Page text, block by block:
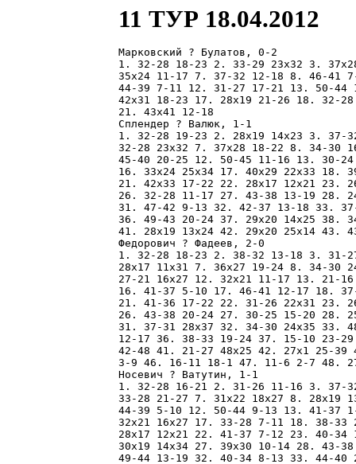
11 ТУР 18.04.2012
Марковский ? Булатов, 0-2
1. 32-28 18-23 2. 33-29 23x32 3.
35x24 11-17 7. 37-32 12-18 8. 46-41
44-39 7-11 12. 31-27 17-21 13. 50-44
42x31 18-23 17. 28x19 21-26 18. 32-
21. 43x41 12-18
Сплендер ? Валюк, 1-1
1. 32-28 19-23 2. 28x19 14x23 3.
32-28 23x32 7. 37x28 18-22 8. 34-30
45-40 20-25 12. 50-45 11-16 13. 30-
16. 33x24 25x34 17. 40x29 22x33 18.
21. 42x33 17-22 22. 28x17 12x21 23.
26. 32-28 11-17 27. 43-38 13-19 28.
31. 47-42 9-13 32. 42-37 13-18 33.
36. 49-43 20-24 37. 29x20 14x25 38.
41. 28x19 13x24 42. 29x20 25x14 43.
Федорович ? Фадеев, 2-0
1. 32-28 18-23 2. 38-32 13-18 3. 31-
28x17 11x31 7. 36x27 19-24 8. 34-30
27-21 16x27 12. 32x21 11-17 13. 21-
16. 41-37 5-10 17. 46-41 12-17 18.
21. 41-36 17-22 22. 31-26 22x31 23.
26. 43-38 20-24 27. 30-25 15-20 28.
31. 37-31 28x37 32. 34-30 24x35 33.
12-17 36. 38-33 19-24 37. 15-10 23-
42-48 41. 21-27 48x25 42. 27x1 25-
3-9 46. 16-11 18-1 47. 11-6 2-7 48.
Носевич ? Ватутин, 1-1
1. 32-28 16-21 2. 31-26 11-16 3. 37-
33-28 21-27 7. 31x22 18x27 8. 28x19
44-39 5-10 12. 50-44 9-13 13. 41-37
32x21 16x27 17. 33-28 7-11 18. 38-
28x17 12x21 22. 41-37 7-12 23. 40-
30x19 14x34 27. 39x30 10-14 28. 43-
49-44 13-19 32. 40-34 8-13 33. 44-